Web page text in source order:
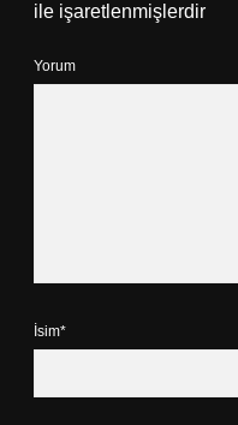
ile işaretlenmişlerdir
Yorum
İsim*